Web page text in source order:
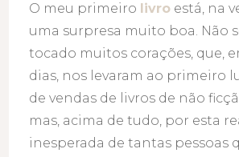
O meu primeiro livro está, na
uma surpresa muito boa. Não
tocado muitos corações, que,
dias, nos levaram ao primeiro
de vendas de livros de não
mas, acima de tudo, por esta
inesperada de tantas pessoas